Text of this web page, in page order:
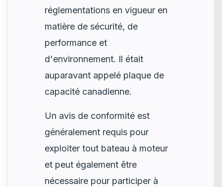
réglementations en vigueur en
matière de sécurité, de
performance et
d'environnement. Il était
auparavant appelé plaque de
capacité canadienne.
Un avis de conformité est
généralement requis pour
exploiter tout bateau à moteur
et peut également être
nécessaire pour participer à